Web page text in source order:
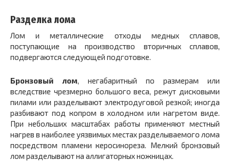
Разделка лома
Лом и металлические отходы медных сплавов,
поступающие на производство вторичных сплавов,
подвергаются следующей подготовке.
Бронзовый лом , негабаритный по размерам или
вследствие чрезмерно большого веса, режут дисковыми
пилами или разделывают электродуговой резкой; иногда
разбивают под копром в холодном или нагретом виде.
При небольших масштабах работы применяют местный
нагрев в наиболее уязвимых местах разделываемого лома
посредством пламени керосинореза. Мелкий бронзовый
лом разделывают на аллигаторных ножницах.